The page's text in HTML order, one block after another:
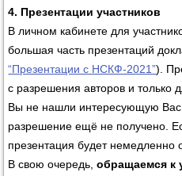
4. Презентации участников
В личном кабинете для
большая часть презентаций
“Презентации с НСКФ-2021”).
с разрешения авторов и только
Вы не нашли интересующую Вас
разрешение ещё не получено.
презентация будет немедленно
В свою очередь,обращаемся к